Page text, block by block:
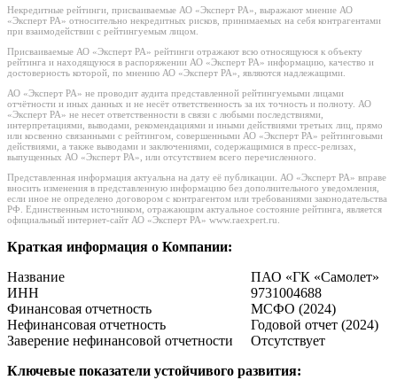
Некредитные рейтинги, присваиваемые АО «Эксперт РА», выражают мнение АО
«Эксперт РА» относительно некредитных рисков, принимаемых на себя контрагентами
при взаимодействии с рейтингуемым лицом.
Присваиваемые АО «Эксперт РА» рейтинги отражают всю относящуюся к объекту
рейтинга и находящуюся в распоряжении АО «Эксперт РА» информацию, качество и
достоверность которой, по мнению АО «Эксперт РА», являются надлежащими.
АО «Эксперт РА» не проводит аудита представленной рейтингуемыми лицами
отчётности и иных данных и не несёт ответственность за их точность и полноту. АО
«Эксперт РА» не несет ответственности в связи с любыми последствиями,
интерпретациями, выводами, рекомендациями и иными действиями третьих лиц, прямо
или косвенно связанными с рейтингом, совершенными АО «Эксперт РА» рейтинговыми
действиями, а также выводами и заключениями, содержащимися в пресс-релизах,
выпущенных АО «Эксперт РА», или отсутствием всего перечисленного.
Представленная информация актуальна на дату её публикации. АО «Эксперт РА» вправе
вносить изменения в представленную информацию без дополнительного уведомления,
если иное не определено договором с контрагентом или требованиями законодательства
РФ. Единственным источником, отражающим актуальное состояние рейтинга, является
официальный интернет-сайт АО «Эксперт РА» www.raexpert.ru.
Краткая информация о Компании:
Название
ПАО «ГК «Самолет»
ИНН
9731004688
Финансовая отчетность
МСФО (2024)
Нефинансовая отчетность
Годовой отчет (2024)
Заверение нефинансовой отчетности
Отсутствует
Ключевые показатели устойчивого развития: